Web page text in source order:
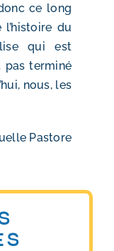
ce long
du
qui est
pas terminé
nous, les
Pastore